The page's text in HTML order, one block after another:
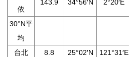
依
143.9 34°56′N 2°20′E
30°N平
均
台北 8.8 25°02′N 121°31′E